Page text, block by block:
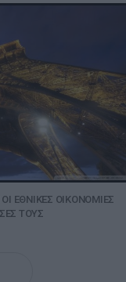
ΕΘΝΙΚΕΣ ΟΙΚΟΝΟΜΙΕΣ
ΤΟΥΣ